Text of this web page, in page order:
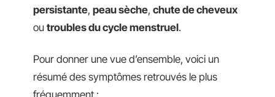
persistante, peau sèche, chute de cheveux
ou troubles du cycle menstruel.
Pour donner une vue d’ensemble, voici un
résumé des symptômes retrouvés le plus
fréquemment :